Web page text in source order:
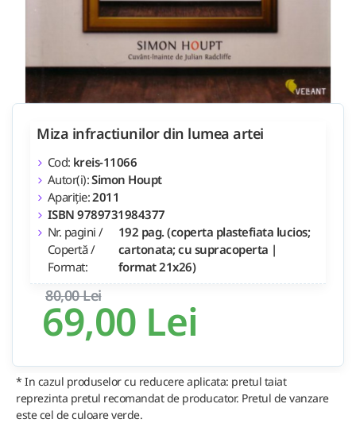
69,00 Lei
80,00 Lei
Miza infractiunilor din lumea artei
Cod: kreis-11066
Autor(i):Simon Houpt
Apariție:2011
ISBN 9789731984377
Nr. pagini /
Copertă /
Format:
192 pag. (coperta plastefiata lucios;
cartonata; cu supracoperta |
format 21x26)
* In cazul produselor cu reducere aplicata: pretul taiat
reprezinta pretul recomandat de producator. Pretul de vanzare
este cel de culoare verde.